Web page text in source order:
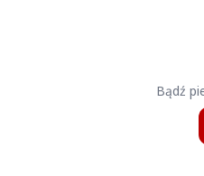
Bądź